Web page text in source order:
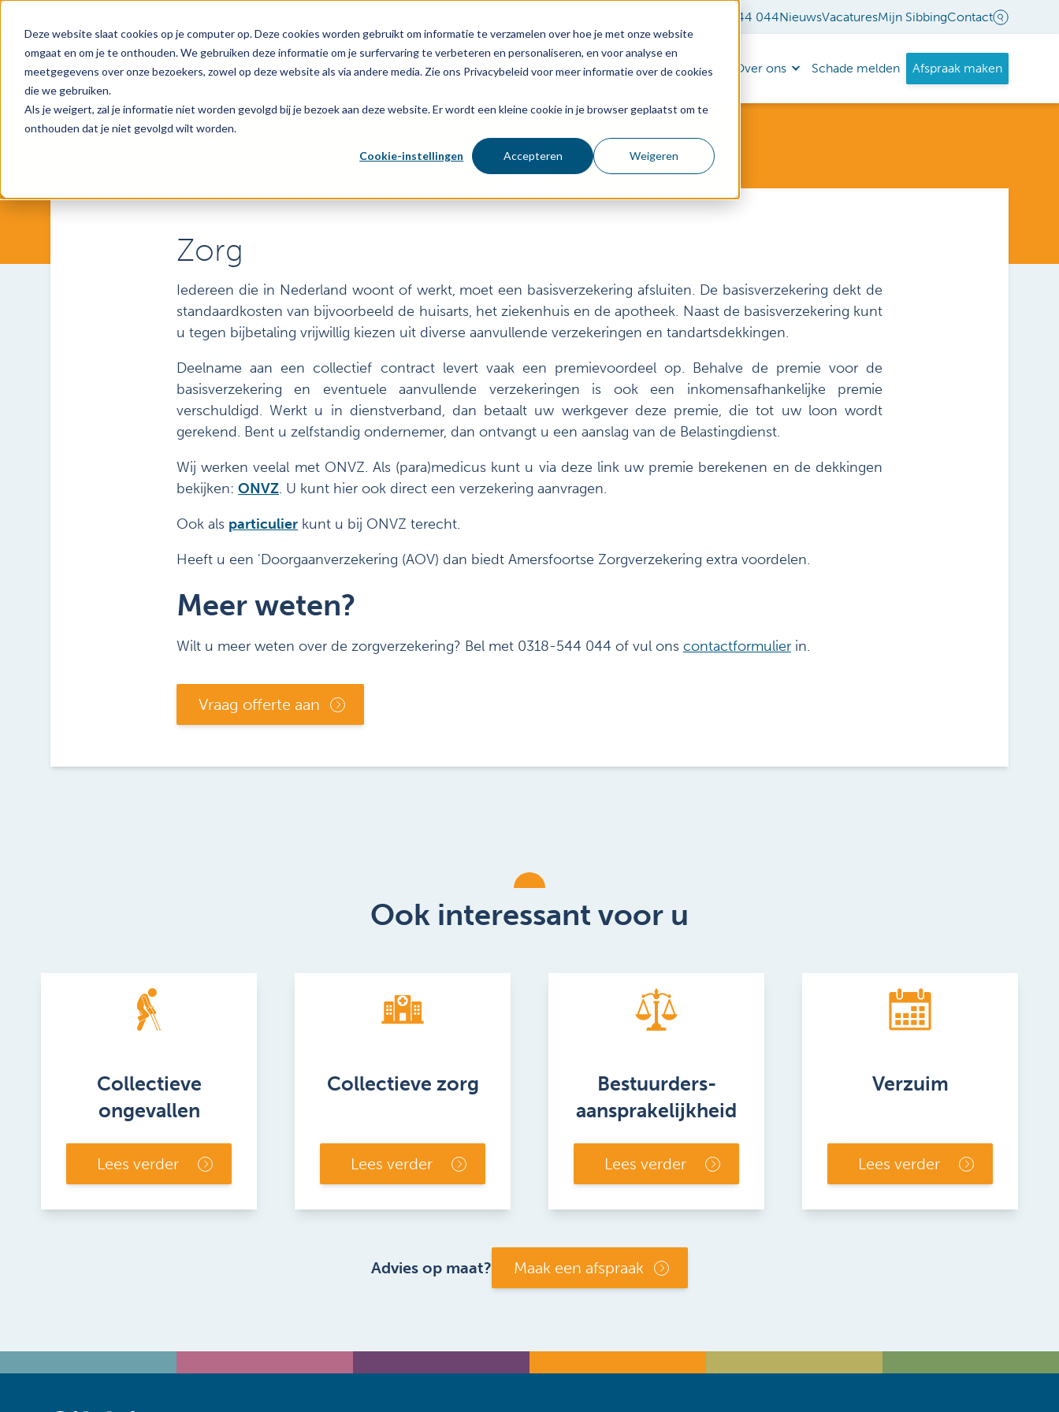
Deze website slaat cookies op je computer op. Deze cookies worden gebruikt om informatie te verzamelen over hoe je met onze website
omgaat en om je te onthouden. We gebruiken deze informatie om je surfervaring te verbeteren en personaliseren, en voor analyse en
meetgegevens over onze bezoekers, zowel op deze website als via andere media. Zie ons Privacybeleid voor meer informatie over de cookies
die we gebruiken.
Als je weigert, zal je informatie niet worden gevolgd bij je bezoek aan deze website. Er wordt een kleine cookie in je browser geplaatst om te
onthouden dat je niet gevolgd wilt worden.
Cookie-instellingen Accepteren Weigeren
0318 - 544 044NieuwsVacaturesMijn SibbingContact
Voor wie Diensten Agenda Over ons Schade melden Afspraak maken
Zorg
Iedereen die in Nederland woont of werkt, moet een basisverzekering afsluiten. De basisverzekering dekt de
standaardkosten van bijvoorbeeld de huisarts, het ziekenhuis en de apotheek. Naast de basisverzekering kunt
u tegen bijbetaling vrijwillig kiezen uit diverse aanvullende verzekeringen en tandartsdekkingen.
Deelname aan een collectief contract levert vaak een premievoordeel op. Behalve de premie voor de
basisverzekering en eventuele aanvullende verzekeringen is ook een inkomensafhankelijke premie
verschuldigd. Werkt u in dienstverband, dan betaalt uw werkgever deze premie, die tot uw loon wordt
gerekend. Bent u zelfstandig ondernemer, dan ontvangt u een aanslag van de Belastingdienst.
Wij werken veelal met ONVZ. Als (para)medicus kunt u via deze link uw premie berekenen en de dekkingen
bekijken: ONVZ. U kunt hier ook direct een verzekering aanvragen.
Ook als particulier kunt u bij ONVZ terecht.
Heeft u een 'Doorgaanverzekering (AOV) dan biedt Amersfoortse Zorgverzekering extra voordelen.
Meer weten?
Wilt u meer weten over de zorgverzekering? Bel met 0318-544 044 of vul ons contactformulier in.
Vraag offerte aan
Ook interessant voor u
Collectieve
ongevallen
Lees verder
Collectieve zorg
Lees verder
Bestuurders-
aansprakelijkheid
Lees verder
Verzuim
Lees verder
Advies op maat? Maak een afspraak